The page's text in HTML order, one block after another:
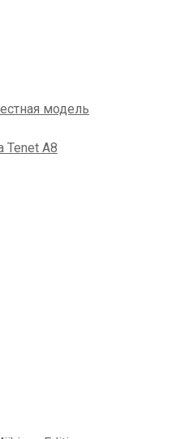
модель
Tenet A8